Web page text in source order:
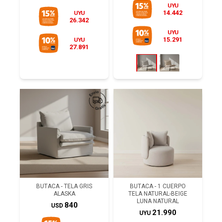
UYU
26.342
UYU
27.891
UYU
14.442
UYU
15.291
BUTACA - TELA GRIS
ALASKA
USD 840
BUTACA - 1 CUERPO
TELA NATURAL-BEIGE
LUNA NATURAL
UYU 21.990